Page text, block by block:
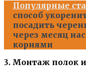
Популярные
способ
посадить
через месяц
корнями
3. Монтаж полок